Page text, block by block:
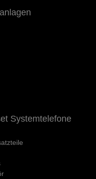
Systemtelefone